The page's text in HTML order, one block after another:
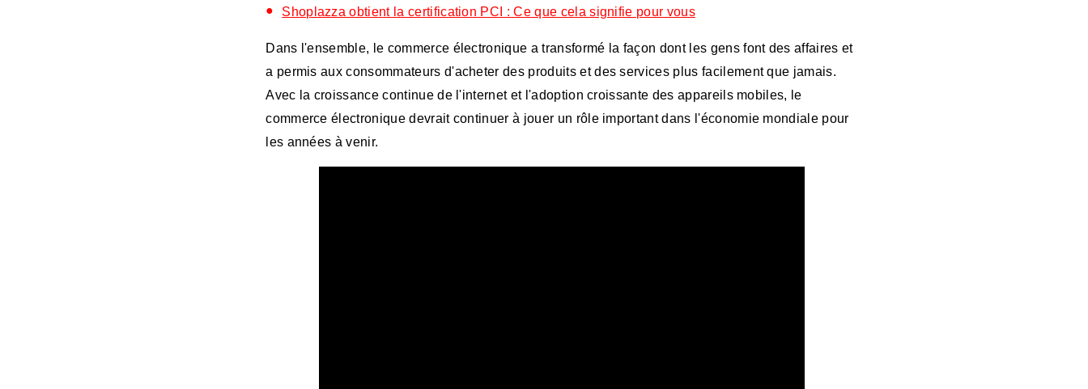
Shoplazza obtient la certification PCI : Ce que cela signifie pour vous
Dans l'ensemble, le commerce électronique a transformé la façon dont les gens font des affaires et
a permis aux consommateurs d'acheter des produits et des services plus facilement que jamais.
Avec la croissance continue de l'internet et l'adoption croissante des appareils mobiles, le
commerce électronique devrait continuer à jouer un rôle important dans l'économie mondiale pour
les années à venir.